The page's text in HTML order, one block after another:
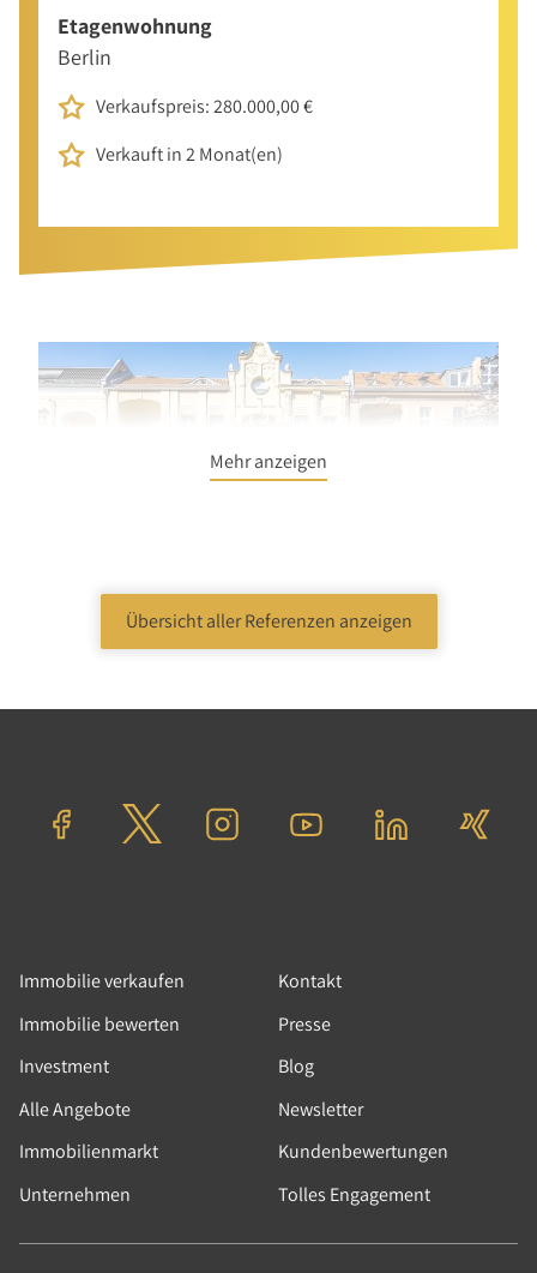
Etagenwohnung
Berlin
Verkaufspreis: 280.000,00 €
Verkauft in 2 Monat(en)
Core Plus
Mehr anzeigen
Übersicht aller Referenzen anzeigen
Immobilie verkaufen
Immobilie bewerten
Investment
Alle Angebote
Immobilienmarkt
Unternehmen
Kontakt
Presse
Blog
Newsletter
Kundenbewertungen
Tolles Engagement